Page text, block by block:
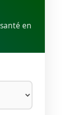
en